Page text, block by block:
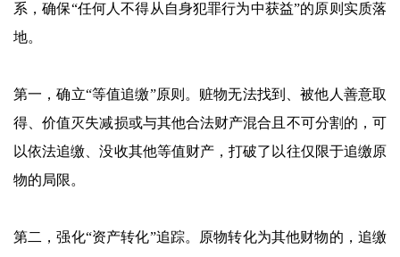
系，确保“任何人不得从自身犯罪行为中获益”的原则实质落
地。
第一，确立“等值追缴”原则。赃物无法找到、被他人善意取
得、价值灭失减损或与其他合法财产混合且不可分割的，可
以依法追缴、没收其他等值财产，打破了以往仅限于追缴原
物的局限。
第二，强化“资产转化”追踪。原物转化为其他财物的，追缴